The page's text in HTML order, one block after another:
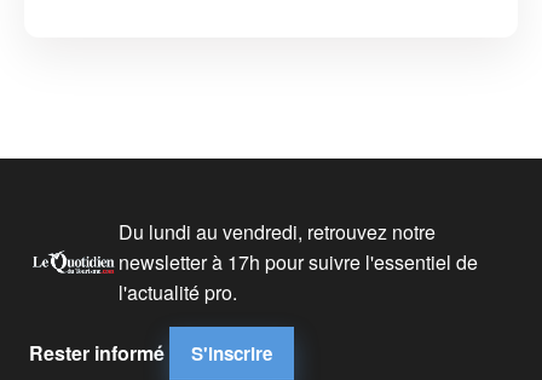
Du lundi au vendredi, retrouvez notre
newsletter à 17h pour suivre l'essentiel de
l'actualité pro.
Rester informé S'inscrire